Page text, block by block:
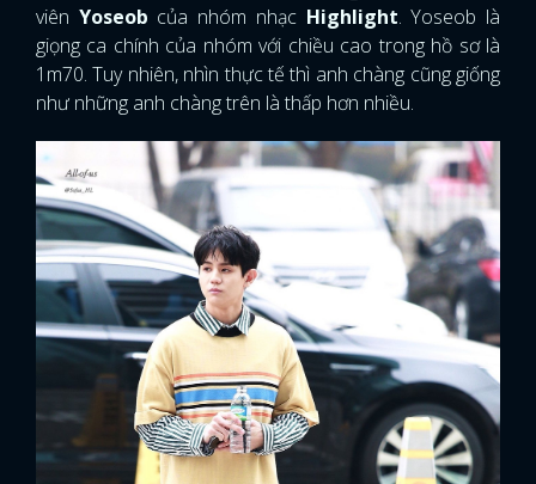
viên Yoseob của nhóm nhạc Highlight. Yoseob là
giọng ca chính của nhóm với chiều cao trong hồ sơ là
1m70. Tuy nhiên, nhìn thực tế thì anh chàng cũng giống
như những anh chàng trên là thấp hơn nhiều.